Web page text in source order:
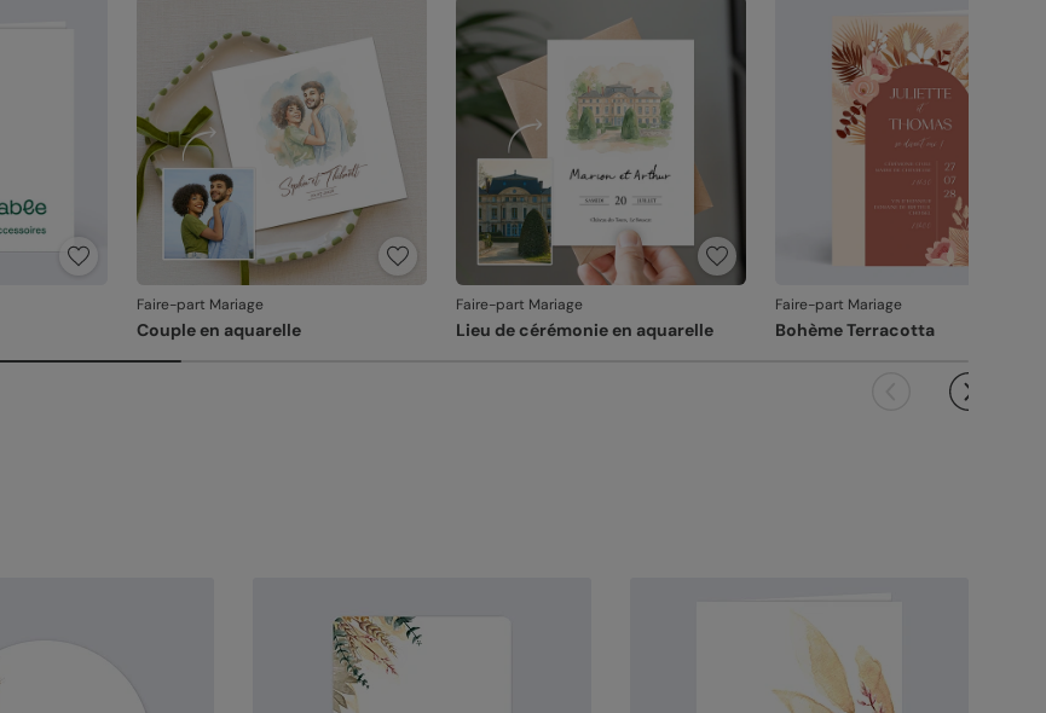
En revanche, si le point concerne la personnalisation
que vous avez validée (texte, photo, mise en page), le
produit ne pourra pas être repris.
Faire-part Mariage
Couple en aquarelle
Faire-part Mariage
Lieu de cérémonie en aquarelle
Faire-part Mariage
Bohème Terracotta